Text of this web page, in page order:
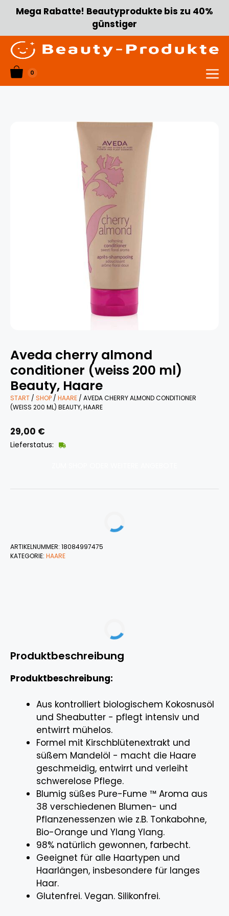
Zum
Inhalt
Mega Rabatte! Beautyprodukte bis zu 40%
günstiger
0
Menü
Aveda cherry almond
conditioner (weiss 200 ml)
Beauty, Haare
START / SHOP / HAARE / AVEDA CHERRY ALMOND CONDITIONER
(WEISS 200 ML) BEAUTY, HAARE
29,00 €
Lieferstatus:
ARTIKELNUMMER: 18084997475
KATEGORIE: HAARE
Produktbeschreibung
Produktbeschreibung:
Aus kontrolliert biologischem Kokosnusöl
und Sheabutter - pflegt intensiv und
entwirrt mühelos.
Formel mit Kirschblütenextrakt und
süßem Mandelöl - macht die Haare
geschmeidig, entwirrt und verleiht
schwerelose Pflege.
Blumig süßes Pure-Fume ™ Aroma aus
38 verschiedenen Blumen- und
Pflanzenessenzen wie z.B. Tonkabohne,
Bio-Orange und Ylang Ylang.
98% natürlich gewonnen, farbecht.
Geeignet für alle Haartypen und
Haarlängen, insbesondere für langes
Haar.
Glutenfrei. Vegan. Silikonfrei.